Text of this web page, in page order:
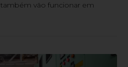
também vão funcionar em